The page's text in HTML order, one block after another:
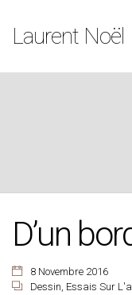
Laurent Noël
D’un
8 Novembre 2016
Dessin Essais Sur